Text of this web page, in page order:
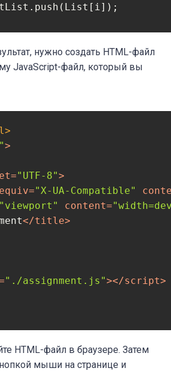
pivot,
нужно создать HTML-файл
JavaScript-файл, который вы
>
>
="UTF-8">
="X-UA-Compatible"
"viewport" content=
</title>
"./assignment.js"></script>
HTML-файл в браузере. Затем
мыши на странице и